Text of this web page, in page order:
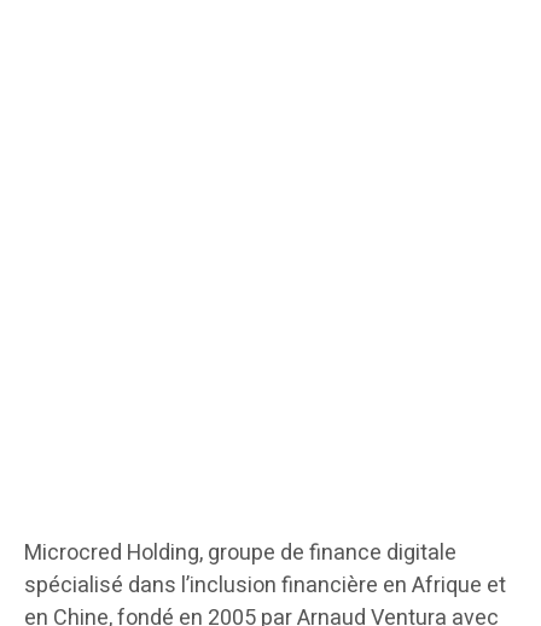
Microcred Holding, groupe de finance digitale
spécialisé dans l’inclusion financière en Afrique et
en Chine, fondé en 2005 par Arnaud Ventura avec